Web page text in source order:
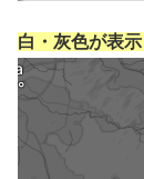
白・灰色が表